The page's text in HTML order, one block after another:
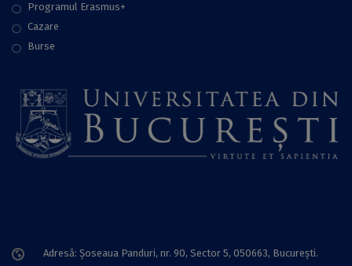
Programul Erasmus+
Cazare
Burse
Adresă: Șoseaua Panduri, nr. 90, Sector 5, 050663, Bucureşti.